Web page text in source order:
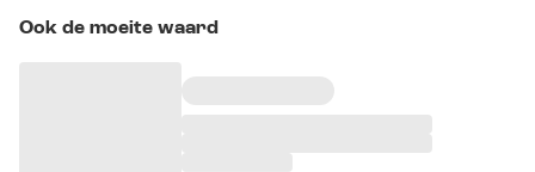
Ook de moeite waard